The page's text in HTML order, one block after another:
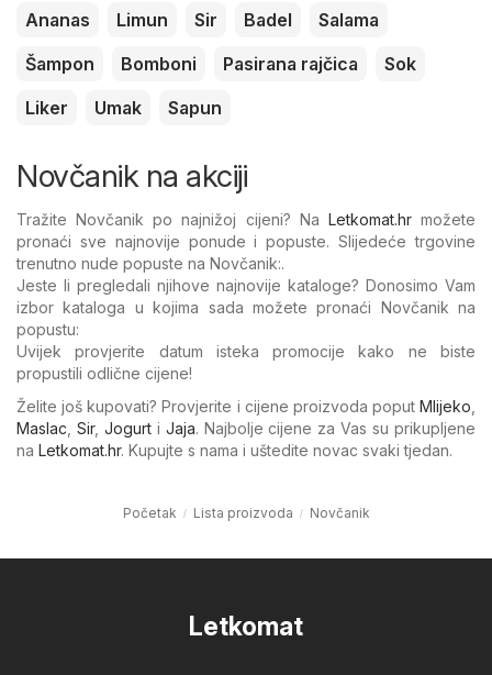
Ananas
Limun Sir Badel
Salama
Šampon
Bomboni Pasirana rajčica
Sok
Liker
Umak Sapun
Novčanik na akciji
Tražite Novčanik po najnižoj cijeni? Na Letkomat.hrmožete
pronaći sve najnovije ponude i popuste. Slijedeće trgovine
trenutno nude popuste na Novčanik:.
Jeste li pregledali njihove najnovije kataloge? Donosimo Vam
izbor kataloga u kojima sada možete pronaći Novčanik na
popustu:
Uvijek provjerite datum isteka promocije kako ne biste
propustili odlične cijene!
Želite još kupovati? Provjerite i cijene proizvoda poput Mlijeko
Maslac Sir, Jogurti Jaja. Najbolje cijene za Vas su prikupljene
na Letkomat.hr. Kupujte s nama i uštedite novac svaki tjedan.
Početak Lista proizvoda Novčanik
Letkomat